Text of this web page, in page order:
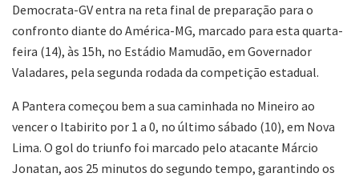
Democrata-GV entra na reta final de preparação para o
confronto diante do América-MG, marcado para esta quarta-
feira (14), às 15h, no Estádio Mamudão, em Governador
Valadares, pela segunda rodada da competição estadual.
A Pantera começou bem a sua caminhada no Mineiro ao
vencer o Itabirito por 1 a 0, no último sábado (10), em Nova
Lima. O gol do triunfo foi marcado pelo atacante Márcio
Jonatan, aos 25 minutos do segundo tempo, garantindo os